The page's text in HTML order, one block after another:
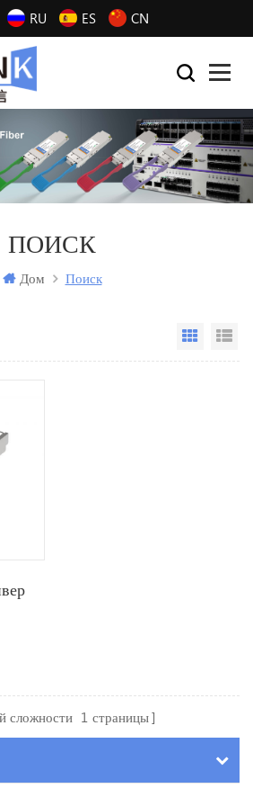
RU ES CN
ПОИСК
Дом Поиск
Grid
сложности 1 страницы